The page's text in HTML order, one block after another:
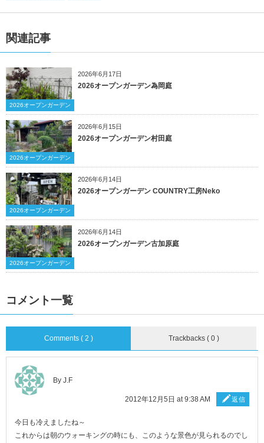
関連記事
2026年6月17日
2026オープンガーデン
2026オープンガーデン為岡庭
2026年6月15日
2026オープンガーデン
2026オープンガーデン村田庭
2026年6月14日
2026オープンガーデン
2026オープンガーデン COUNTRY工房Neko
2026年6月14日
2026オープンガーデン
2026オープンガーデン古加原庭
コメント一覧
Comments ( 2 ) Trackbacks ( 0 )
By J.F
2012年12月5日 at 9:38 AM 返信
今日も冷えましたね～
これからは朝のウォーキングの時にも、このような景色が見られるのでし